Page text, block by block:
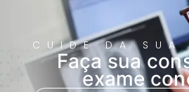
CUIDE DA SUA
Faça sua
exame